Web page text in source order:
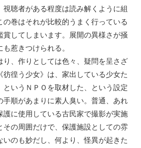
視聴者がある程度は読み解くように組
の巻はそれが比較的うまく行っている
賞してしまいます。展開の異様さが掻
惹きつけられる。
、作りとしては色々、疑問を呈さざ
彷徨う少女》は、家出している少女た
というＮＰＯを取材した、という設定
手順があまりに素人臭い。普通、あれ
護に使用している古民家で撮影が実施
その周囲だけで、保護施設としての雰
いのも妙だし、何より、怪異が起きた